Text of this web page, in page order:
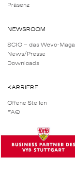
Präsenz
NEWSROOM
SCIO – das Wevo-
News/Presse
Downloads
KARRIERE
Offene Stellen
FAQ